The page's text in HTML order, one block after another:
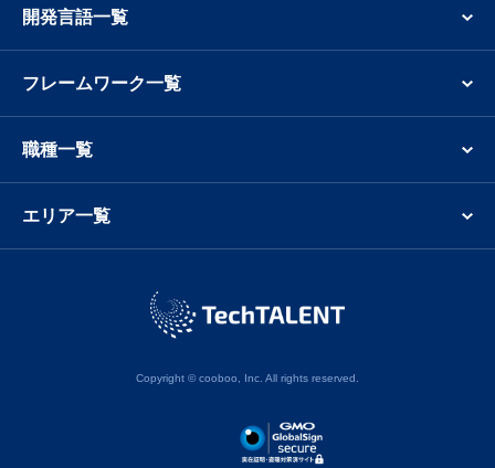
開発言語一覧
フレームワーク一覧
職種一覧
エリア一覧
Copyright © cooboo, Inc. All rights reserved.